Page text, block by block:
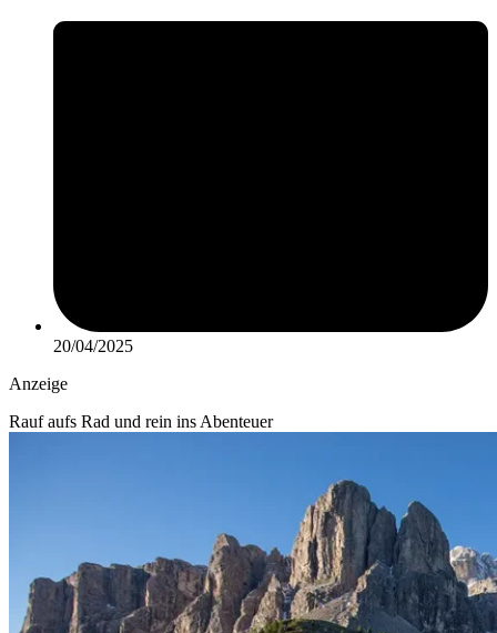
20/04/2025
Anzeige
Rauf aufs Rad und rein ins Abenteuer